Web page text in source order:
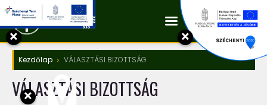
Kapcsolat
Kezdőlap VÁLASZTÁSI BIZOTTSÁG
VÁLASZTÁSI BIZOTTSÁG
×
×
×